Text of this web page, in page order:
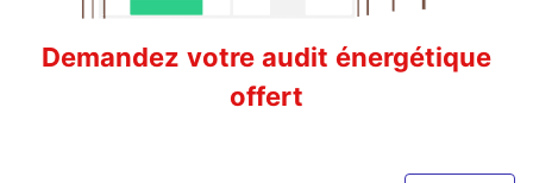
Demandez votre audit énergétique
offert